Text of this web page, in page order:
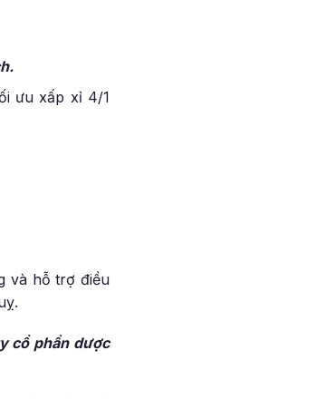
ưu xấp xỉ 4/1
và hỗ trợ điều
cổ phần dược